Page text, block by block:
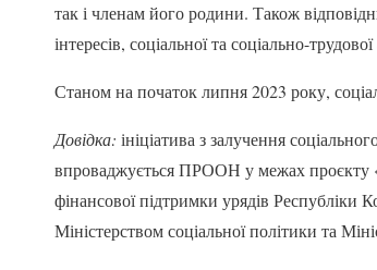
так і членам його родини. Також
інтересів, соціальної та соціально-трудової
Станом на початок липня 2023 року,
Довідка: ініціатива з залучення
впроваджується ПРООН у межах проєкту
фінансової підтримки урядів Республіки
Міністерством соціальної політики та